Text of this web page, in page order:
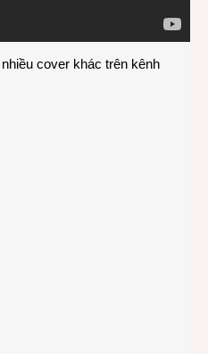
cover khác trên kênh